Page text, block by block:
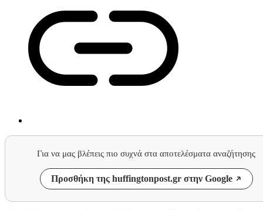
Για να μας βλέπεις πιο συχνά στα αποτελέσματα αναζήτησης
Προσθήκη της huffingtonpost.gr στην Google